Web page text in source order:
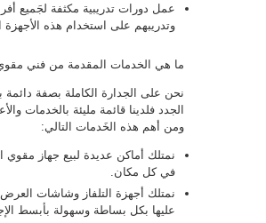
عمل دورات تدريبية مكثفة لجَميع
وتدريبهم على استخدام هذه
ما هي الخدمات المقدمة من فني
نحن على الجدارة الكاملة بصفة دائمة
الجدد فلدينا قائمة مليئة بالخدمات
ومن أهم هذه الخَدمات التالي:
نمتلك أماكن عديدة لبيع جهاز مقوي
في كل مكان.
نمتلك أجهزة التلفاز وشاشات
عليها بكل بساطة وسهولة بأبسط